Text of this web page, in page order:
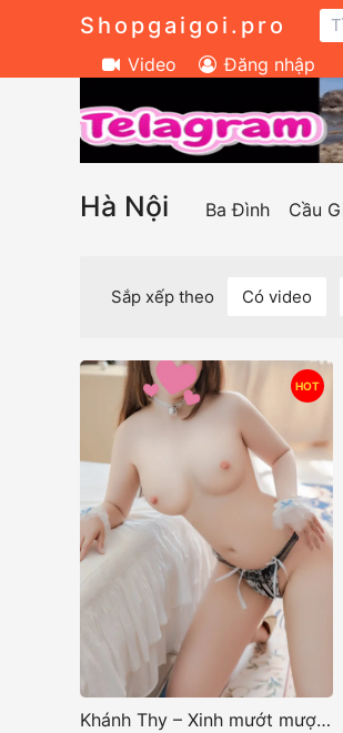
Shopgaigoi.pro
Video Đăng nhập
Hà Nội Ba Đình Cầu
Sắp xếp theo Có video
HOT
Khánh Thy – Xinh mướt mượt, chiều khách hết ý